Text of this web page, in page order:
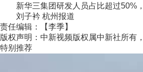
新华三集团研发人员占比超过50%，
刘子衿 杭州报道
责任编辑：【李季】
版权声明：中新视频版权属中新社所有
特别推荐